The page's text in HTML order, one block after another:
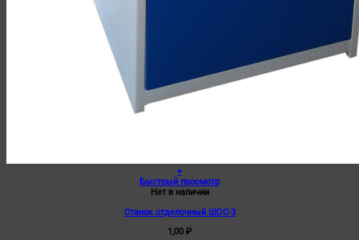
+
Быстрый просмотр
Нет в наличии
Станок отделочный ШОС-3
1,00 ₽